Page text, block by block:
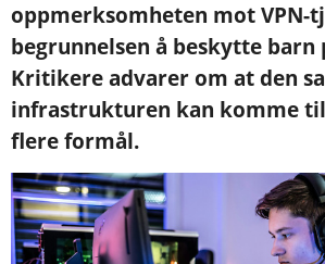
oppmerksomheten mot VPN-
begrunnelsen å beskytte barn
Kritikere advarer om at den
infrastrukturen kan komme
flere formål.